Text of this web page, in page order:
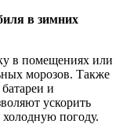
в зимних
в помещениях или
морозов. Также
и
ускорить
холодную погоду.